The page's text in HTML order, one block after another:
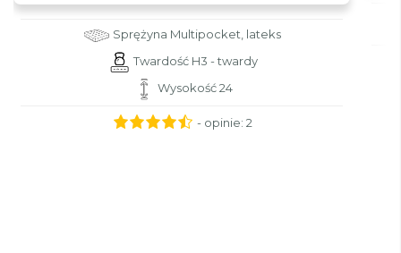
Sprężyna Multipocket, lateks
Twardość H3 - twardy
Wysokość 24
- opinie: 2